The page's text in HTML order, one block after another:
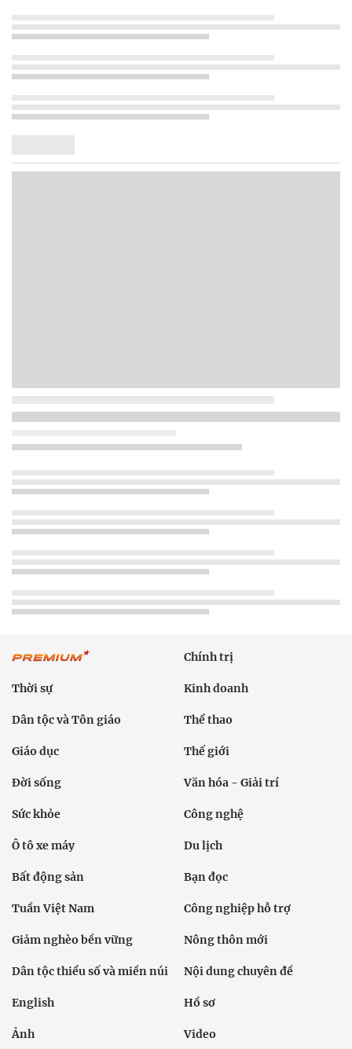
Chính trị
Thời sự Kinh doanh
Dân tộc và Tôn giáo Thể thao
Giáo dục Thế giới
Đời sống Văn hóa - Giải trí
Sức khỏe Công nghệ
Ô tô xe máy Du lịch
Bất động sản Bạn đọc
Tuần Việt Nam Công nghiệp hỗ trợ
Giảm nghèo bền vững Nông thôn mới
Dân tộc thiểu số và miền núi Nội dung chuyên đề
English Hồ sơ
Ảnh Video